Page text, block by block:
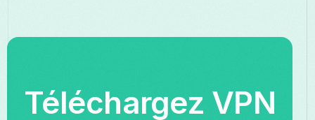
Téléchargez VPN